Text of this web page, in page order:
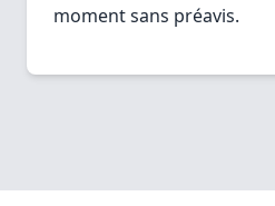
moment sans préavis.